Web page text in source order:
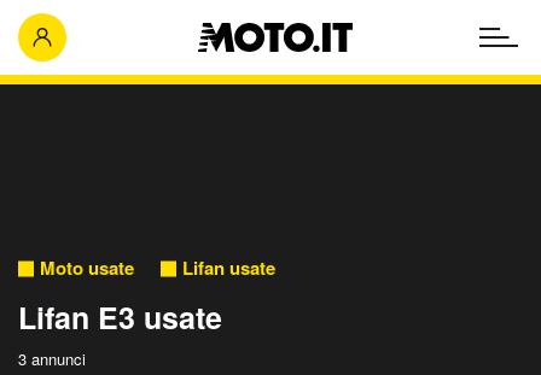
Moto usate Lifan usate
Lifan E3 usate
3 annunci